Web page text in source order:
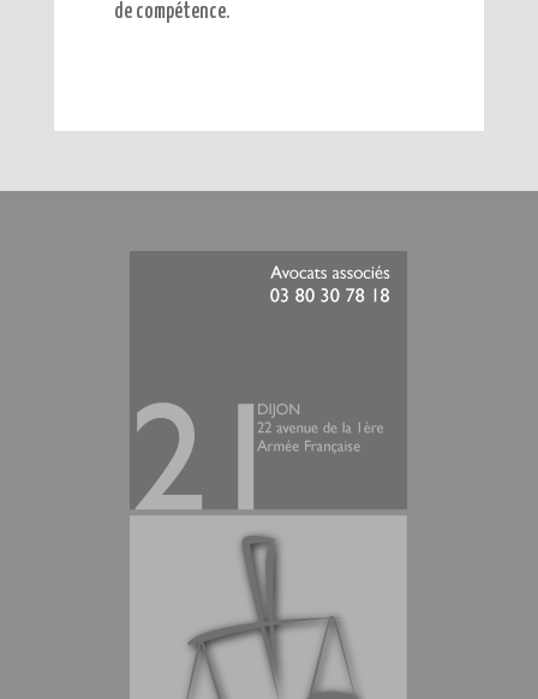
de compétence.